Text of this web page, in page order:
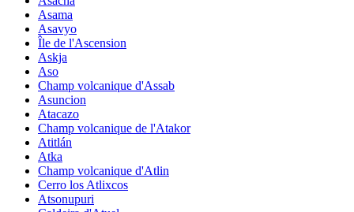
Asama
Asavyo
Île de l'Ascension
Askja
Aso
Champ volcanique d'Assab
Asuncion
Atacazo
Champ volcanique de l'Atakor
Atitlán
Atka
Champ volcanique d'Atlin
Cerro los Atlixcos
Atsonupuri